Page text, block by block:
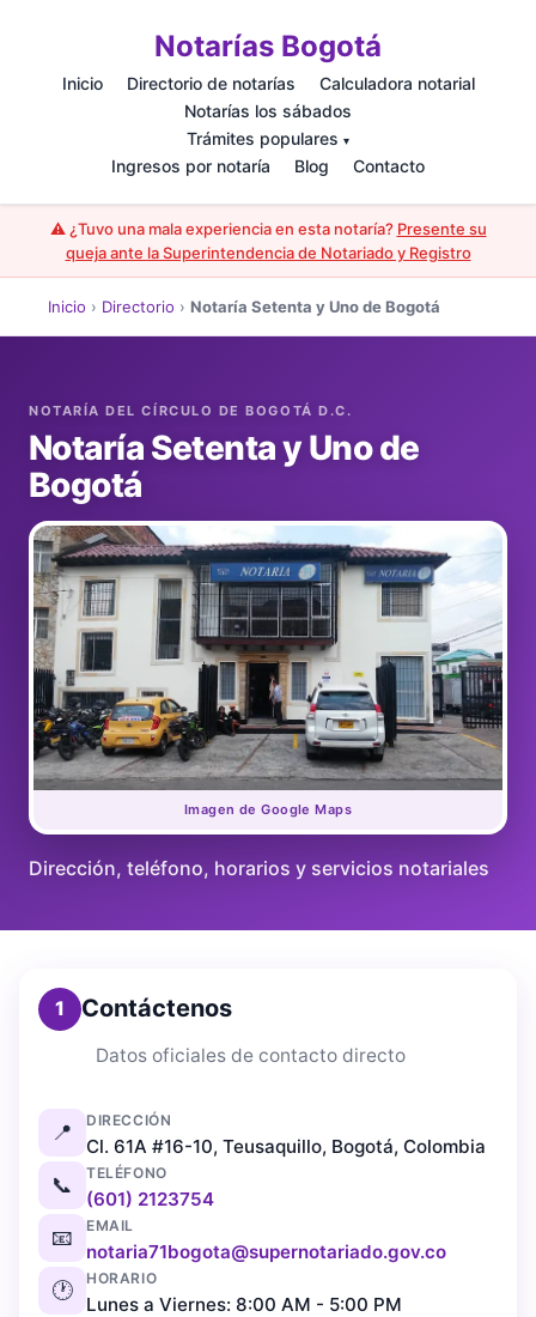
Notarías Bogotá
Inicio Directorio de notarías
Calculadora notarial
Notarías los sábados
Trámites populares ▾
Ingresos por notaría Blog Contacto
⚠️ ¿Tuvo una mala experiencia en esta notaría? Presente su
queja ante la Superintendencia de Notariado y Registro
Inicio › Directorio › Notaría Setenta y Uno de Bogotá
Notaría Setenta y Uno de
Bogotá
Imagen de Google Maps
Dirección, teléfono, horarios y servicios notariales
1 Contáctenos
Datos oficiales de contacto directo
📍 DIRECCIÓN
Cl. 61A #16-10, Teusaquillo, Bogotá, Colombia
📞 TELÉFONO
(601) 2123754
📧 EMAIL
notaria71bogota@supernotariado.gov.co
🕐 HORARIO
Lunes a Viernes: 8:00 AM - 5:00 PM